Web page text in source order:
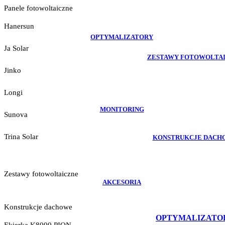
OPTYMALIZATORY
MONITORING
AKCESORIA
ZESTAWY
KONSTRUKCJE
Panele fotowoltaiczne
Hanersun
Ja Solar
Jinko
Longi
Sunova
Trina Solar
Zestawy fotowoltaiczne
Konstrukcje dachowe